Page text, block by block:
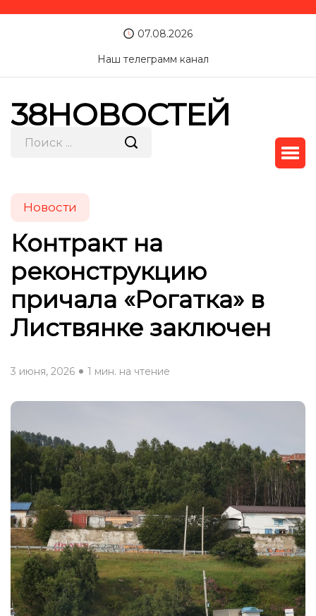
07.08.2026
Наш телеграмм канал
38НОВОСТЕЙ
Новости
Контракт на
реконструкцию
причала «Рогатка» в
Листвянке заключен
3 июня, 2026 1 мин. на чтение